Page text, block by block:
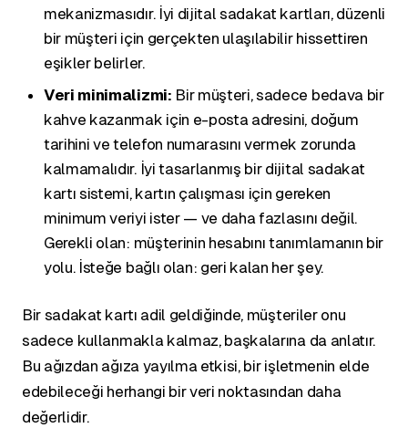
mekanizmasıdır. İyi dijital sadakat kartları, düzenli
bir müşteri için gerçekten ulaşılabilir hissettiren
eşikler belirler.
Veri minimalizmi: Bir müşteri, sadece bedava bir
kahve kazanmak için e-posta adresini, doğum
tarihini ve telefon numarasını vermek zorunda
kalmamalıdır. İyi tasarlanmış bir dijital sadakat
kartı sistemi, kartın çalışması için gereken
minimum veriyi ister — ve daha fazlasını değil.
Gerekli olan: müşterinin hesabını tanımlamanın bir
yolu. İsteğe bağlı olan: geri kalan her şey.
Bir sadakat kartı adil geldiğinde, müşteriler onu
sadece kullanmakla kalmaz, başkalarına da anlatır.
Bu ağızdan ağıza yayılma etkisi, bir işletmenin elde
edebileceği herhangi bir veri noktasından daha
değerlidir.